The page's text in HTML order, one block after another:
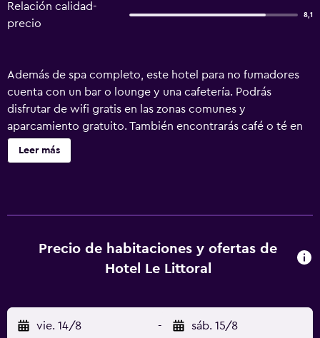
Relación calidad-
precio
8,1
Además de spa completo, este hotel para no fumadores
cuenta con un bar o lounge y una cafetería. Podrás
disfrutar de wifi gratis en las zonas comunes y
aparcamiento gratuito. También encontrarás café o té en
las zonas comunes, salas de tratamientos o masajes y un
centro de negocios. Se ofrece servicio de cambio de
cable de suscripción. Los huéspedes pueden navegar por
la web gracias a nuestro acceso a Internet wifi gratis
llamadas locales y de larga distancia son gratuitas (pueden
existir restricciones). Las habitaciones también incluyen
Leer más
Precio de habitaciones y ofertas de
Hotel Le Littoral
vie. 14/8 - sáb. 15/8